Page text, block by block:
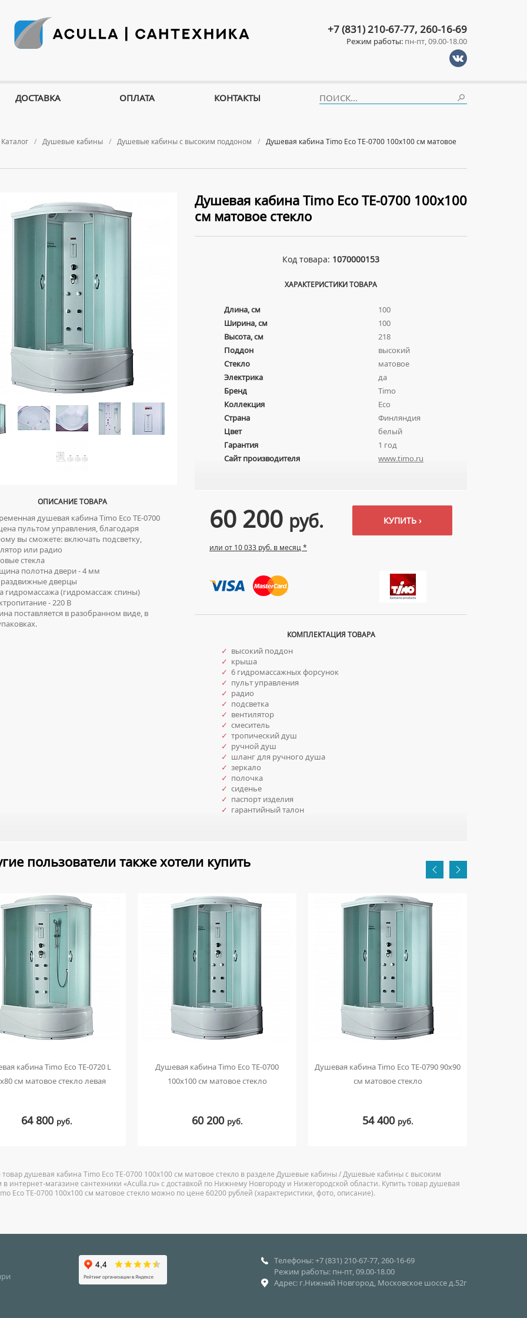
Каталог Душевые кабины Душевые кабины с высоким поддоном
Душевая кабина Timo Eco TE-0700 100x100 см матовое
ОПИСАНИЕ ТОВАРА
душевая кабина Timo Eco TE-0700
пультом управления, благодаря
вы сможете: включать подсветку,
или радио
стекла
полотна двери - 4 мм
дверцы
гидромассажа (гидромассаж спины)
- 220 В
поставляется в разобранном виде, в
Душевая кабина Timo Eco TE-0700 100x100
см матовое стекло
Код товара: 1070000153
ХАРАКТЕРИСТИКИ ТОВАРА
Длина, см
100
Ширина, см
100
Высота, см
218
Поддон
высокий
Стекло
матовое
Электрика
да
Бренд
Timo
Коллекция
Eco
Страна
Финляндия
Цвет
белый
Гарантия
1 год
Сайт производителя
www.timo.ru
60 200 руб.
или от 10 033 руб. в месяц *
КУПИТЬ ›
КОМПЛЕКТАЦИЯ ТОВАРА
✓ высокий поддон
✓ крыша
✓ 6 гидромассажных форсунок
✓ пульт управления
✓ радио
✓ подсветка
✓ вентилятор
✓ смеситель
✓ тропический душ
✓ ручной душ
✓ шланг для ручного душа
✓ зеркало
✓ полочка
✓ сиденье
✓ паспорт изделия
✓ гарантийный талон
пользователи также хотели купить
кабина Timo Eco TE-0720 L
см матовое стекло левая
64 800 руб.
Душевая кабина Timo Eco TE-0700
100x100 см матовое стекло
60 200 руб.
Душевая кабина Timo Eco TE-0790 90x90
см матовое стекло
54 400 руб.
товар душевая кабина Timo Eco TE-0700 100x100 см матовое стекло в разделе Душевые кабины / Душевые кабины с высоким
в интернет-магазине сантехники «Aculla.ru» с доставкой по Нижнему Новгороду и Нижегородской области. Купить товар душевая
Eco TE-0700 100x100 см матовое стекло можно по цене 60200 рублей (характеристики, фото, описание).
Телефоны: +7 (831) 210-67-77, 260-16-69
Режим работы: пн-пт, 09.00-18.00
Адрес: г.Нижний Новгород, Московское шоссе д.52г
+7 (831) 210-67-77, 260-16-69
Режим работы: пн-пт, 09.00-18.00
ДОСТАВКА ОПЛАТА КОНТАКТЫ